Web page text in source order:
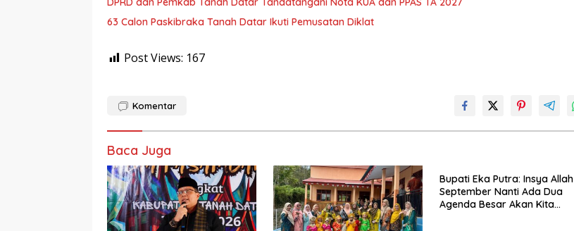
63 Calon Paskibraka Tanah Datar Ikuti Pemusatan Diklat
Post Views: 167
Komentar
Baca Juga
Bupati Eka Putra: Insya Allah
September Nanti Ada Dua
Agenda Besar Akan Kita